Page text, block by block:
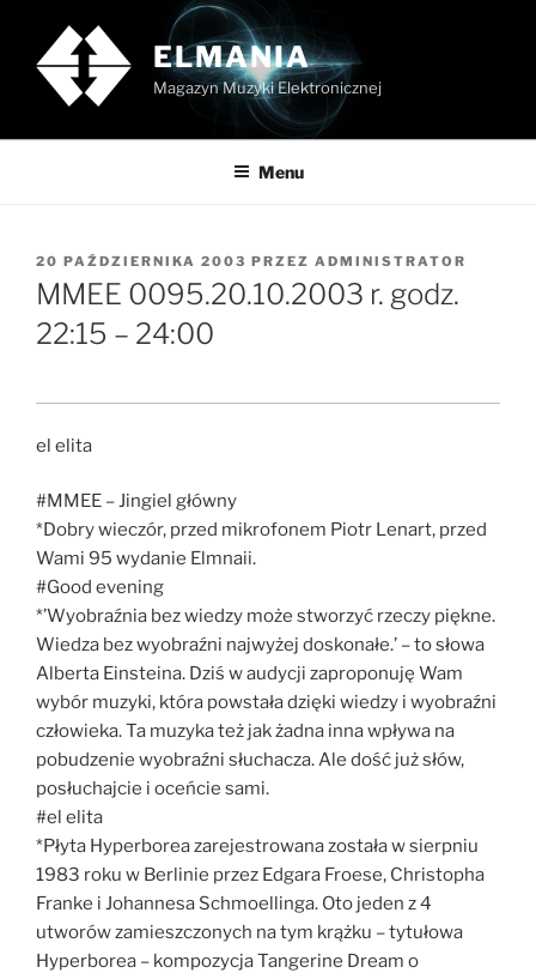
treści
ELMANIA
Magazyn Muzyki Elektronicznej
Menu
OPUBLIKOWANE
W
20 PAŹDZIERNIKA 2003 PRZEZ ADMINISTRATOR
MMEE 0095.20.10.2003 r. godz.
22:15 – 24:00
el elita
#MMEE – Jingiel główny
*Dobry wieczór, przed mikrofonem Piotr Lenart, przed
Wami 95 wydanie Elmnaii.
#Good evening
*’Wyobraźnia bez wiedzy może stworzyć rzeczy piękne.
Wiedza bez wyobraźni najwyżej doskonałe.’ – to słowa
Alberta Einsteina. Dziś w audycji zaproponuję Wam
wybór muzyki, która powstała dzięki wiedzy i wyobraźni
człowieka. Ta muzyka też jak żadna inna wpływa na
pobudzenie wyobraźni słuchacza. Ale dość już słów,
posłuchajcie i oceńcie sami.
#el elita
*Płyta Hyperborea zarejestrowana została w sierpniu
1983 roku w Berlinie przez Edgara Froese, Christopha
Franke i Johannesa Schmoellinga. Oto jeden z 4
utworów zamieszczonych na tym krążku – tytułowa
Hyperborea – kompozycja Tangerine Dream o